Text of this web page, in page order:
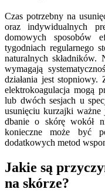
Czas potrzebny na
oraz indywidualnych
domowych sposobów
tygodniach regularnego
naturalnych
wymagają
działania jest
elektrokoagulacja mogą
lub dwóch sesjach u
usunięciu kurzajki ważne
dbanie o skórę wokół
konieczne może być
dodatkowych metod
Jakie są
na skórze?